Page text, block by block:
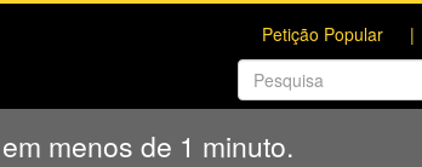
Petição Popular
menos de 1 minuto.